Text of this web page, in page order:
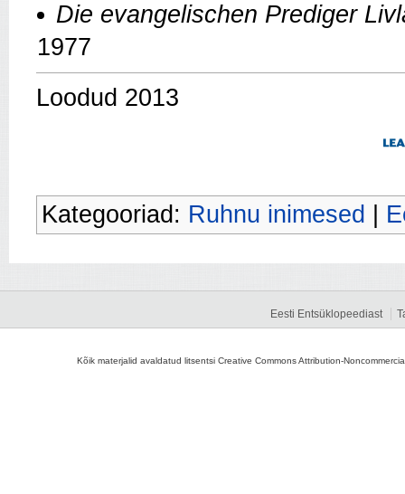
Die evangelischen Prediger
1977
Loodud 2013
Kategooriad: Ruhnu inimesed
Eesti Entsüklopeediast
Kõik materjalid avaldatud litsentsi Creative Commons Attribution-